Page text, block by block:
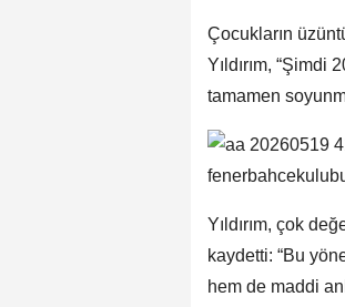
Çocukların
Yıldırım, “Şimdi
tamamen
Yıldırım, çok
kaydetti: “Bu
hem de maddi